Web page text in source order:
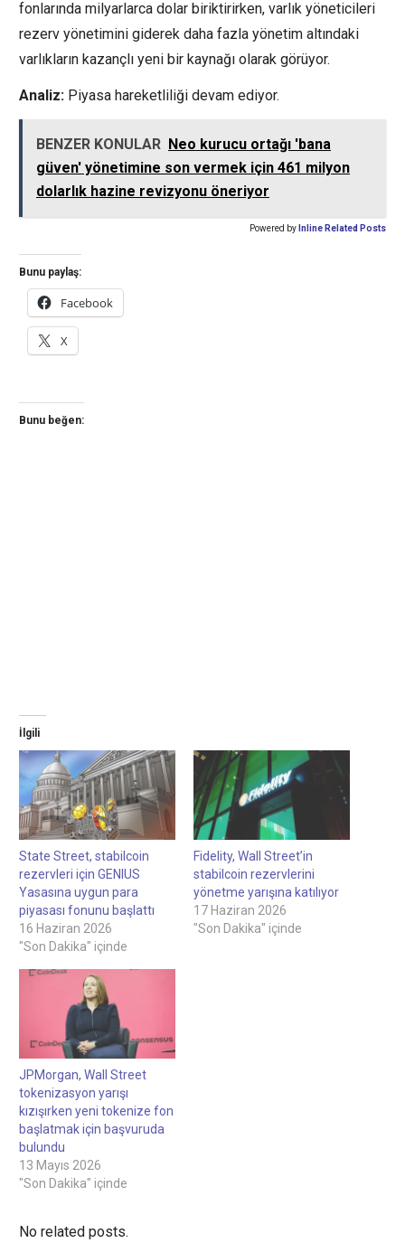
fonlarında milyarlarca dolar biriktirirken, varlık yöneticileri
rezerv yönetimini giderek daha fazla yönetim altındaki
varlıkların kazançlı yeni bir kaynağı olarak görüyor.
Analiz: Piyasa hareketliliği devam ediyor.
BENZER KONULAR Neo kurucu ortağı 'bana
güven' yönetimine son vermek için 461 milyon
dolarlık hazine revizyonu öneriyor
Powered by Inline Related Posts
Bunu paylaş:
Facebook
X
Bunu beğen:
İlgili
State Street, stabilcoin
rezervleri için GENIUS
Yasasına uygun para
piyasası fonunu başlattı
16 Haziran 2026
"Son Dakika" içinde
Fidelity, Wall Street’in
stabilcoin rezervlerini
yönetme yarışına katılıyor
17 Haziran 2026
"Son Dakika" içinde
JPMorgan, Wall Street
tokenizasyon yarışı
kızışırken yeni tokenize fon
başlatmak için başvuruda
bulundu
13 Mayıs 2026
"Son Dakika" içinde
No related posts.